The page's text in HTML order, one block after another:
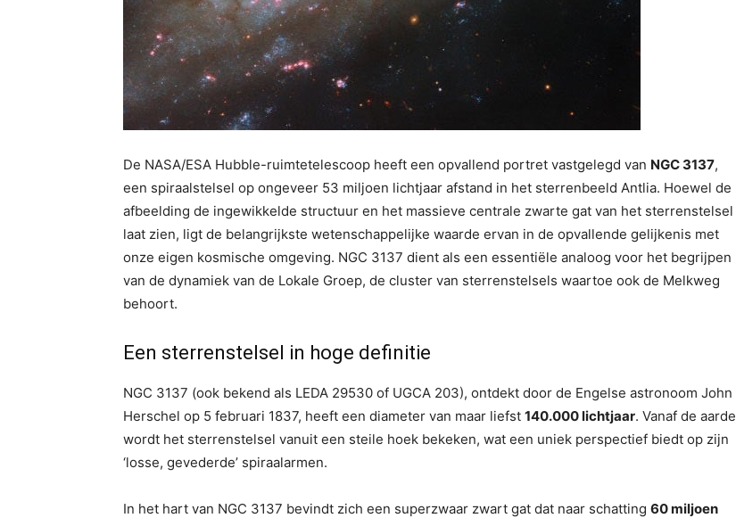
De NASA/ESA Hubble-ruimtetelescoop heeft een opvallend portret vastgelegd van NGC 3137,
een spiraalstelsel op ongeveer 53 miljoen lichtjaar afstand in het sterrenbeeld Antlia. Hoewel de
afbeelding de ingewikkelde structuur en het massieve centrale zwarte gat van het sterrenstelsel
laat zien, ligt de belangrijkste wetenschappelijke waarde ervan in de opvallende gelijkenis met
onze eigen kosmische omgeving. NGC 3137 dient als een essentiële analoog voor het begrijpen
van de dynamiek van de Lokale Groep, de cluster van sterrenstelsels waartoe ook de Melkweg
behoort.
Een sterrenstelsel in hoge definitie
NGC 3137 (ook bekend als LEDA 29530 of UGCA 203), ontdekt door de Engelse astronoom John
Herschel op 5 februari 1837, heeft een diameter van maar liefst 140.000 lichtjaar. Vanaf de aarde
wordt het sterrenstelsel vanuit een steile hoek bekeken, wat een uniek perspectief biedt op zijn
‘losse, gevederde’ spiraalarmen.
In het hart van NGC 3137 bevindt zich een superzwaar zwart gat dat naar schatting 60 miljoen